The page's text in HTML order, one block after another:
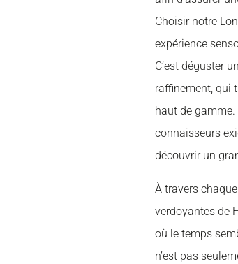
Choisir notre
expérience
C’est déguster
raffinement, qui
haut de
connaisseurs
découvrir un
À travers
verdoyantes de
où le temps
n’est pas